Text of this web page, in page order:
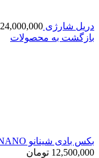
دریل شارژی 24,000,000
بازگشت به محصولات
بکس بادی شینانو SHINANO درایو 1/2 مدل SI-1490B
12,500,000 تومان